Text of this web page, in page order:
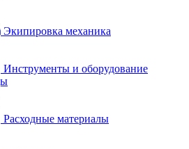
Экипировка механика
Инструменты и оборудование
Расходные материалы